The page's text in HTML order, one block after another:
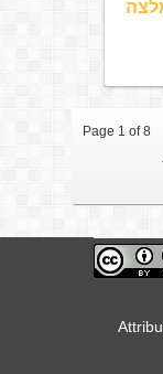
Page 1 of 8